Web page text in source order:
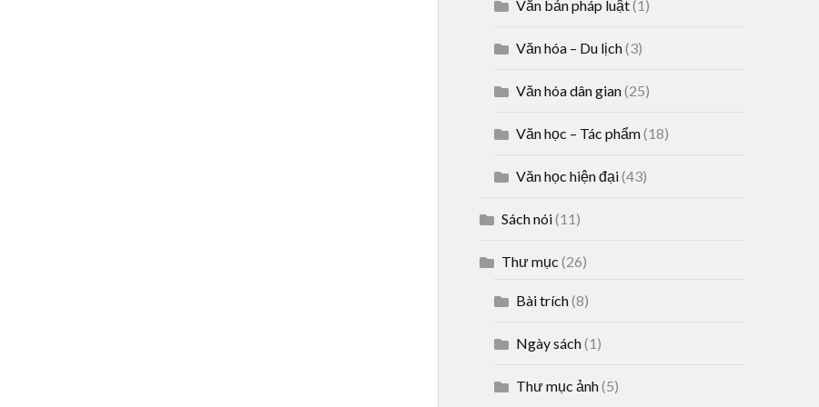
Văn bản pháp luật(1)
Văn hóa – Du lịch(3)
Văn hóa dân gian(25)
Văn học – Tác phẩm(18)
Văn học hiện đại(43)
Sách nói(11)
Thư mục (26)
Bài trích(8)
Ngày sách(1)
Thư mục ảnh(5)